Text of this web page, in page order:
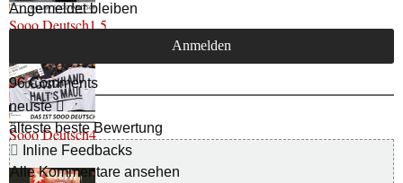
Sooo Deutsch1.5
Sooo Deutsch4
Angemeldet bleiben
96Comments
neuste
älteste beste Bewertung
Inline Feedbacks
Alle Kommentare ansehen